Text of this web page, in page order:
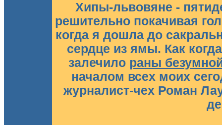
Хипы-львовяне -
решительно покачивая
когда я дошла до
сердце из ямы. Как
залечило раны
началом всех моих
журналист-чех Роман